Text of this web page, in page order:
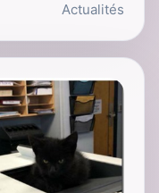
Actualités